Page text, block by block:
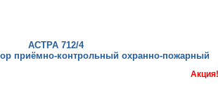
АСТРА 712/4
приёмно-контрольный охранно-пожарный